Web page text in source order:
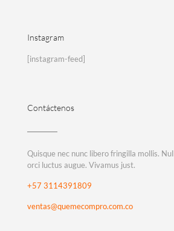
Instagram
[instagram-feed]
Contáctenos
Quisque nec nunc libero fringilla mollis.
orci luctus augue. Vivamus just.
+57 3114391809
ventas@quemecompro.com.co